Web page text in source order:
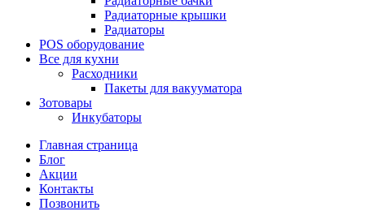
Радиаторные крышки
Радиаторы
POS оборудование
Все для кухни
Расходники
Пакеты для вакууматора
Зотовары
Инкубаторы
Главная страница
Блог
Акции
Контакты
Позвонить